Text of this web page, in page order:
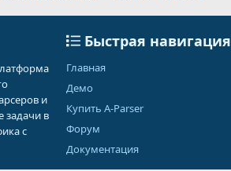
и
задачи в
с
Быстрая навигация
Главная
Демо
Купить A-Parser
Форум
Документация